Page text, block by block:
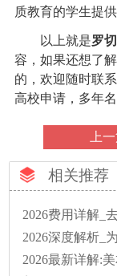
质教育的学生提
以上就是罗
容，如果还想了
的，欢迎随时联
高校申请，多年
上
相关推荐
2026费用详解_
2026深度解析_
2026最新详解: